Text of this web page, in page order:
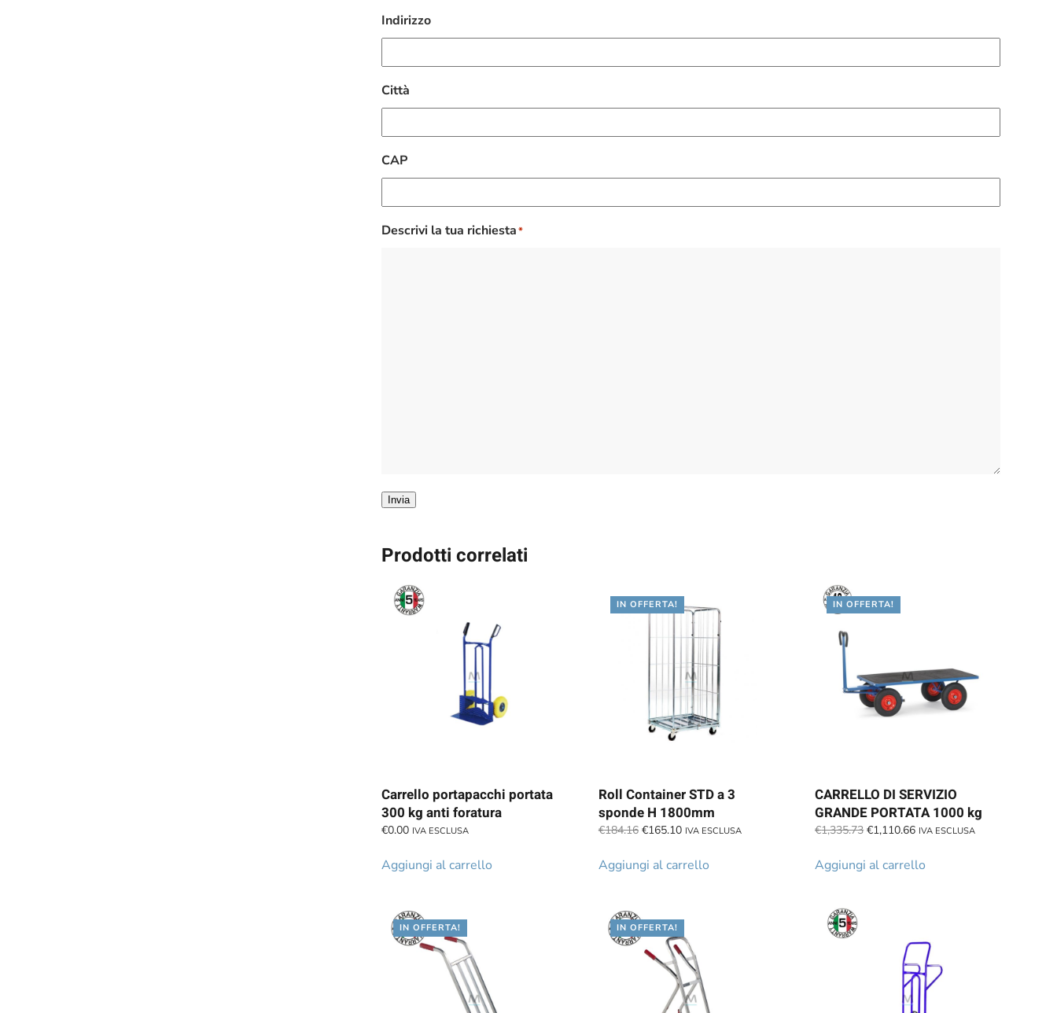
Indirizzo
Città
CAP
Descrivi la tua richiesta*
Invia
Prodotti correlati
Carrello portapacchi portata
300 kg anti foratura
€0.00 IVA ESCLUSA
Aggiungi al carrello
IN OFFERTA!
Roll Container STD a 3
sponde H 1800mm
€184.16 Il
originale
€165.10Il
attuale
IVA ESCLUSA
Aggiungi al carrello
IN OFFERTA!
CARRELLO DI SERVIZIO
GRANDE PORTATA 1000 kg
€1,335.73Il
originale
€1,110.66Il
attuale
IVA ESCLUSA
Aggiungi al carrello
IN OFFERTA! IN OFFERTA!